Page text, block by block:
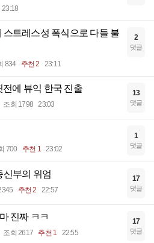
23:18
스트레스성 폭식으로 다들 불
834 추천 2 23:11
2
댓글
전에 뷰익 한국 진출
조회 1798 23:03
13
댓글
700 추천 1 23:02
1
댓글
신부의 위엄
추천 2 22:57
17
댓글
진짜 ㅋㅋ
조회 2617 추천 1 22:55
17
댓글